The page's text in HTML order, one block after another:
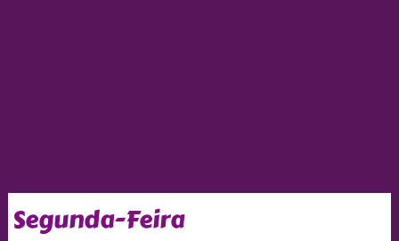
Segunda-Feira